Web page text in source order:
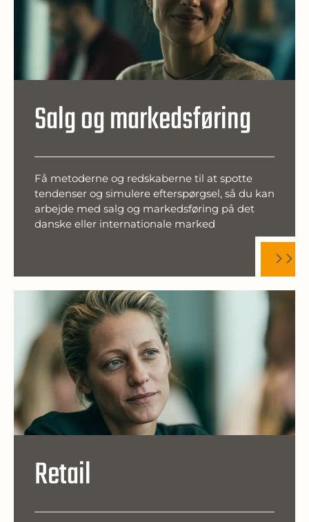
Salg og markedsføring
Få metoderne og redskaberne til at spotte
tendenser og simulere efterspørgsel, så du kan
arbejde med salg og markedsføring på det
danske eller internationale marked
Retail